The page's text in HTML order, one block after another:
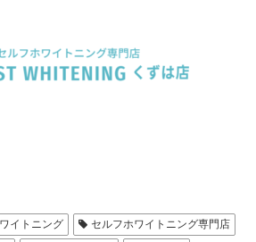
イトニング
セルフホワイトニング専門店